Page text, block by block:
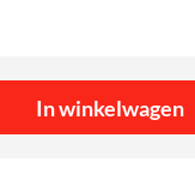
In winkelwagen